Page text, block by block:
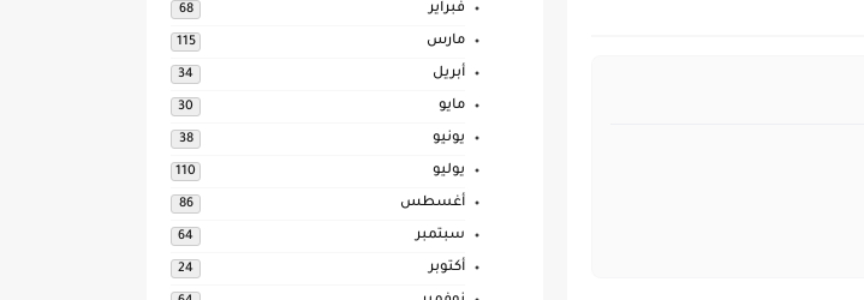
فبراير 68
مارس 115
أبريل 34
مايو 30
يونيو 38
يوليو 110
أغسطس 86
سبتمبر 64
أكتوبر 24